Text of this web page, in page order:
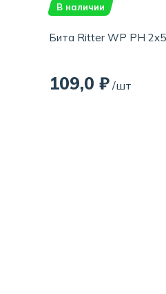
В наличии
Бита Ritter WP PH
109,0 ₽ /шт